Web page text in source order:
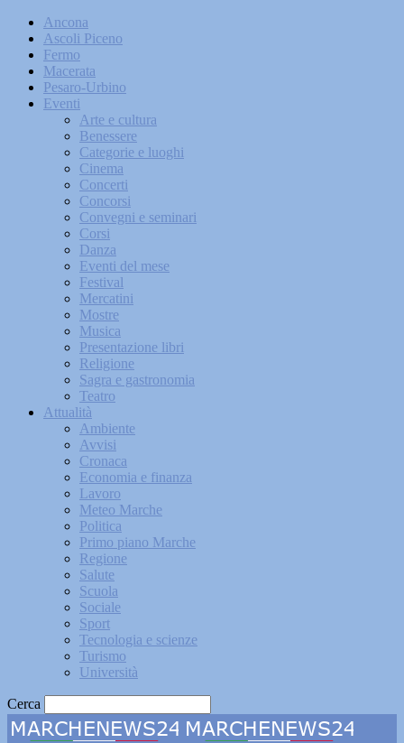
Ancona
Ascoli Piceno
Fermo
Macerata
Pesaro-Urbino
Eventi
Arte e cultura
Benessere
Categorie e luoghi
Cinema
Concerti
Concorsi
Convegni e seminari
Corsi
Danza
Eventi del mese
Festival
Mercatini
Mostre
Musica
Presentazione libri
Religione
Sagra e gastronomia
Teatro
Attualità
Ambiente
Avvisi
Cronaca
Economia e finanza
Lavoro
Meteo Marche
Politica
Primo piano Marche
Regione
Salute
Scuola
Sociale
Sport
Tecnologia e scienze
Turismo
Università
Cerca